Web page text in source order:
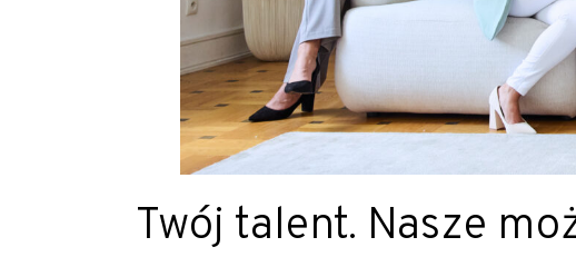
Twój talent. Nasze